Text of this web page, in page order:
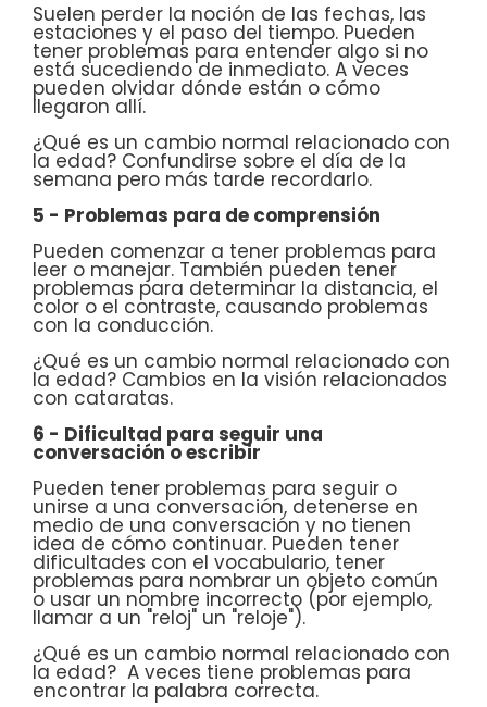
Suelen perder la noción de las fechas, las
estaciones y el paso del tiempo. Pueden
tener problemas para entender algo si no
está sucediendo de inmediato. A veces
pueden olvidar dónde están o cómo
llegaron allí.
¿Qué es un cambio normal relacionado con
la edad? Confundirse sobre el día de la
semana pero más tarde recordarlo.
5 - Problemas para de comprensión
Pueden comenzar a tener problemas para
leer o manejar. También pueden tener
problemas para determinar la distancia, el
color o el contraste, causando problemas
con la conducción.
¿Qué es un cambio normal relacionado con
la edad? Cambios en la visión relacionados
con cataratas.
6 - Dificultad para seguir una
conversación o escribir
Pueden tener problemas para seguir o
unirse a una conversación, detenerse en
medio de una conversación y no tienen
idea de cómo continuar. Pueden tener
dificultades con el vocabulario, tener
problemas para nombrar un objeto común
o usar un nombre incorrecto (por ejemplo,
llamar a un "reloj" un "reloje").
¿Qué es un cambio normal relacionado con
la edad? A veces tiene problemas para
encontrar la palabra correcta.